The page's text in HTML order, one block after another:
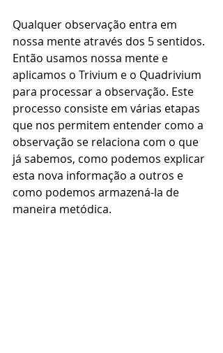
Qualquer observação entra em
nossa mente através dos 5 sentidos.
Então usamos nossa mente e
aplicamos o Trivium e o Quadrivium
para processar a observação. Este
processo consiste em várias etapas
que nos permitem entender como a
observação se relaciona com o que
já sabemos, como podemos explicar
esta nova informação a outros e
como podemos armazená-la de
maneira metódica.